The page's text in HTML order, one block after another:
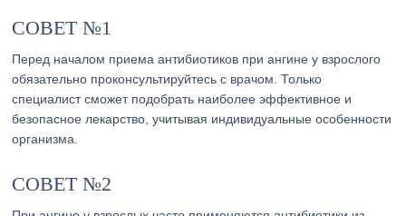
СОВЕТ №1
Перед началом приема антибиотиков при ангине у взрослого
обязательно проконсультируйтесь с врачом. Только
специалист сможет подобрать наиболее эффективное и
безопасное лекарство, учитывая индивидуальные особенности
организма.
СОВЕТ №2